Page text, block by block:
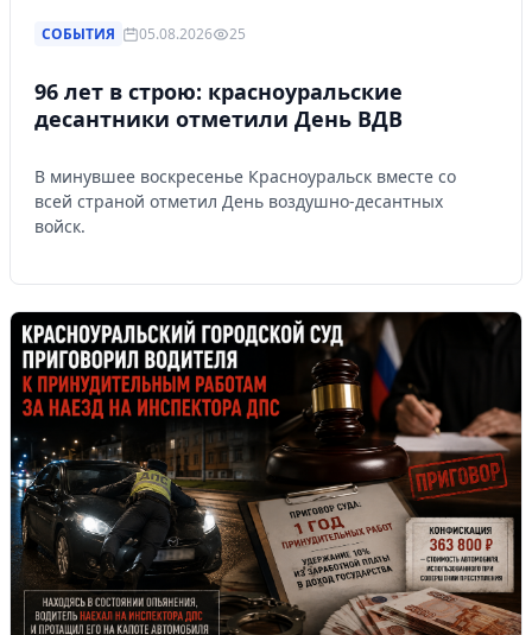
СОБЫТИЯ 05.08.2026 25
96 лет в строю: красноуральские
десантники отметили День ВДВ
В минувшее воскресенье Красноуральск вместе со
всей страной отметил День воздушно-десантных
войск.